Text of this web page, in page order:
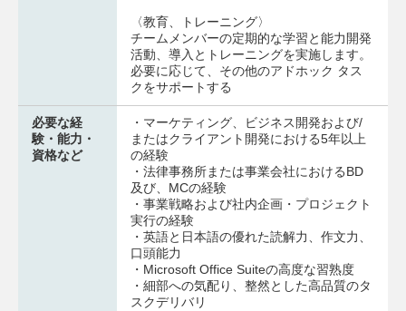
〈教育、トレーニング〉
チームメンバーの定期的な学習と能力開発
活動、導入とトレーニングを実施します。
必要に応じて、その他のアドホック タス
クをサポートする
必要な経
験・能力・
資格など
・マーケティング、ビジネス開発および/
またはクライアント開発における5年以上
の経験
・法律事務所または事業会社におけるBD
及び、MCの経験
・事業戦略および社内企画・プロジェクト
実行の経験
・英語と日本語の優れた読解力、作文力、
口頭能力
・Microsoft Office Suiteの高度な習熟度
・細部への気配り、整然とした高品質のタ
スクデリバリ